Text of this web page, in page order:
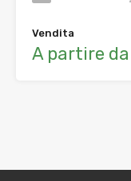
Vendita
A partire